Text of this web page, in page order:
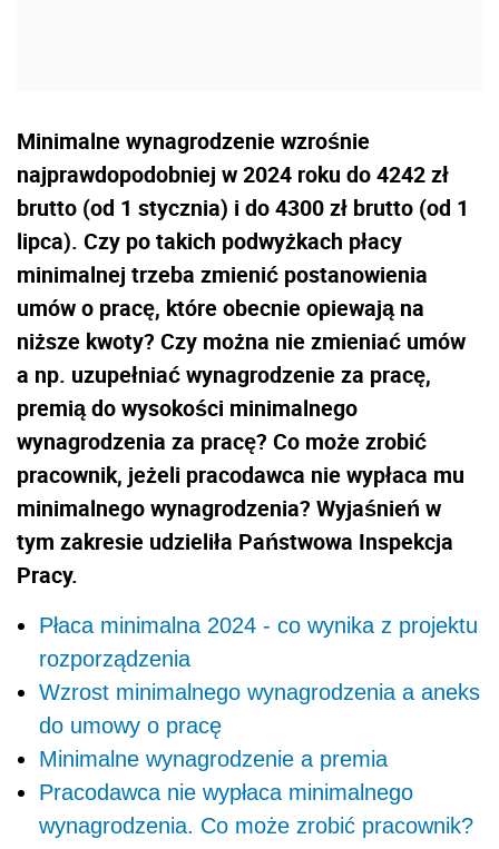
Minimalne wynagrodzenie wzrośnie
najprawdopodobniej w 2024 roku do4242 zł
brutto (od 1 stycznia) i do 4300 zł brutto (od 1
lipca). Czy po takich podwyżkach płacy
minimalnej trzeba zmienić postanowienia
umów o pracę, które obecnie opiewają na
niższe kwoty? Czy można nie zmieniać umów
a np. uzupełniać wynagrodzenie za pracę,
premią do wysokości minimalnego
wynagrodzenia za pracę? Co może zrobić
pracownik, jeżeli pracodawca nie wypłaca mu
minimalnego wynagrodzenia? Wyjaśnień w
tym zakresie udzieliła Państwowa Inspekcja
Pracy.
Płaca minimalna 2024 - co wynika z projektu
rozporządzenia
Wzrost minimalnego wynagrodzenia a aneks
do umowy o pracę
Minimalne wynagrodzenie a premia
Pracodawca nie wypłaca minimalnego
wynagrodzenia. Co może zrobić pracownik?